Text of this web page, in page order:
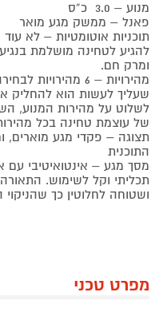
מנוע – 3.0 כ”ס
פאנל – ממשק מגע מואר
להגיע לטחינה מושלמת
ומרק חם.
שעליך לעשות הוא להחליק
של עוצמת טחינה בכל
תצוגה – פקדי מגע מוארים,
התוכנית
מסך מגע – אינטואיטיבי עם
תכליתי וקל לשימוש.
ושטוחה לחלוטין כך
מפרט טכני